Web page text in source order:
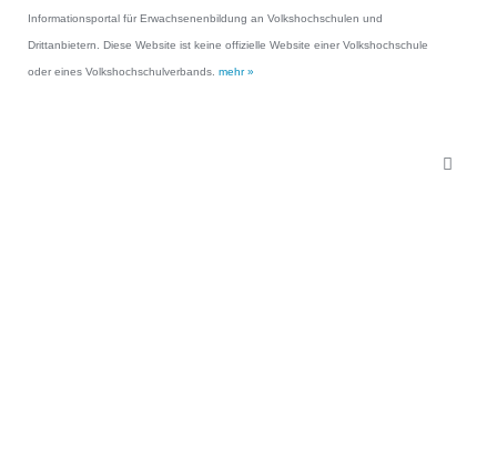
Informationsportal für Erwachsenenbildung an Volkshochschulen und
Drittanbietern. Diese Website ist keine offizielle Website einer Volkshochschule
oder eines Volkshochschulverbands. mehr »